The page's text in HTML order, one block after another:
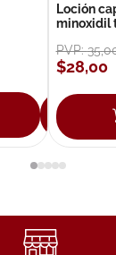
Loción
minoxidil
PVP:35,
$28,00